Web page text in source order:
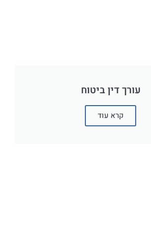
עורך דין ביטוח
קרא עוד